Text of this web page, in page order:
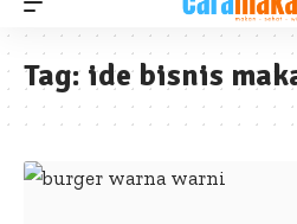
Tag: ide bisnis